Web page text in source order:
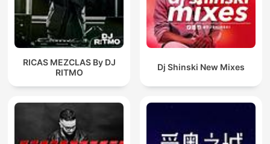
RICAS MEZCLAS By DJ
RITMO
Dj Shinski New Mixes